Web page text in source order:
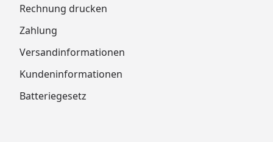
Rechnung drucken
Zahlung
Versandinformationen
Kundeninformationen
Batteriegesetz